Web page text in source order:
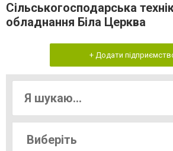
Сільськогосподарська
обладнання Біла Церква
+ Додати